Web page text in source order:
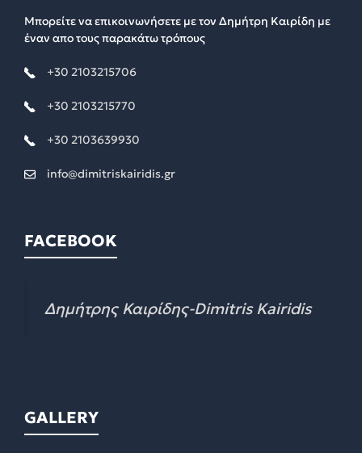
Μπορείτε να επικοινωνήσετε με τον Δημήτρη Καιρίδη με
έναν απο τους παρακάτω τρόπους
+30 2103215706
+30 2103215770
+30 2103639930
info@dimitriskairidis.gr
FACEBOOK
Δημήτρης Καιρίδης-Dimitris Kairidis
GALLERY